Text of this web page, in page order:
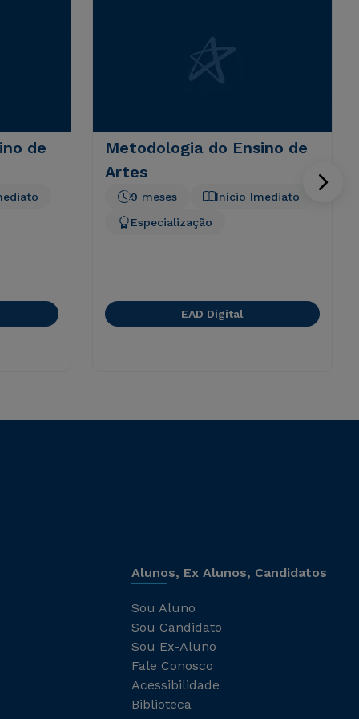
de
Metodologia do Ensino de
Artes
Início Imediato
9 meses
Especialização
EAD Digital
Alunos, Ex Alunos, Candidatos
Sou Aluno
Sou Candidato
Sou Ex-Aluno
Fale Conosco
Acessibilidade
Biblioteca